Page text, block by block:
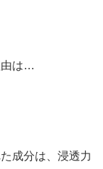
由は…
成分は、浸透力